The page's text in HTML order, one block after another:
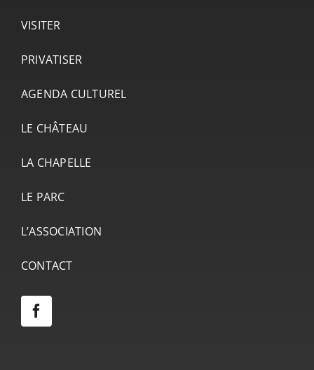
VISITER
PRIVATISER
AGENDA CULTUREL
LE CHÂTEAU
LA CHAPELLE
LE PARC
L’ASSOCIATION
CONTACT